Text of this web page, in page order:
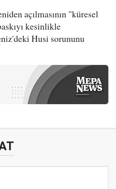
açılmasının "küresel
kesinlikle
Husi sorununu